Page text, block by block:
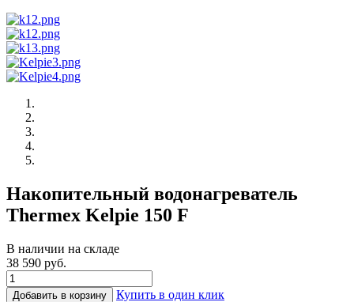
Накопительный водонагреватель
Thermex Kelpie 150 F
В наличии на складе
38 590 руб.
Добавить в корзину
Купить в один клик